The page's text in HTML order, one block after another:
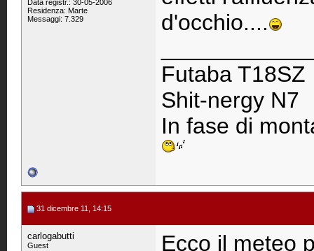
Data registr.: 30-05-2006
Residenza: Marte
Messaggi: 7.329
d'occhio....
Futaba T18SZ
Shit-nergy N7
In fase di
31 dicembre 11, 14:15
carlogabutti
Guest
Ecco il meteo